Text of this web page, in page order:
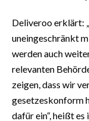
Deliveroo erklärt:
uneingeschränkt
werden auch
relevanten
zeigen, dass wir
gesetzeskonform
dafür ein“, heißt